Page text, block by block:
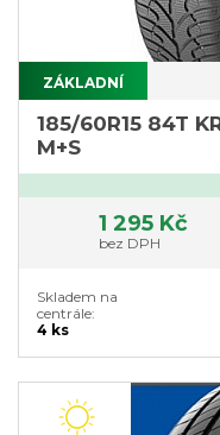
ZÁKLADNÍ
185/60R15 84T KRISTALL MONTERO 3 Fulda
M+S
1 295 Kč
bez DPH
Skladem na
centrále:
4 ks